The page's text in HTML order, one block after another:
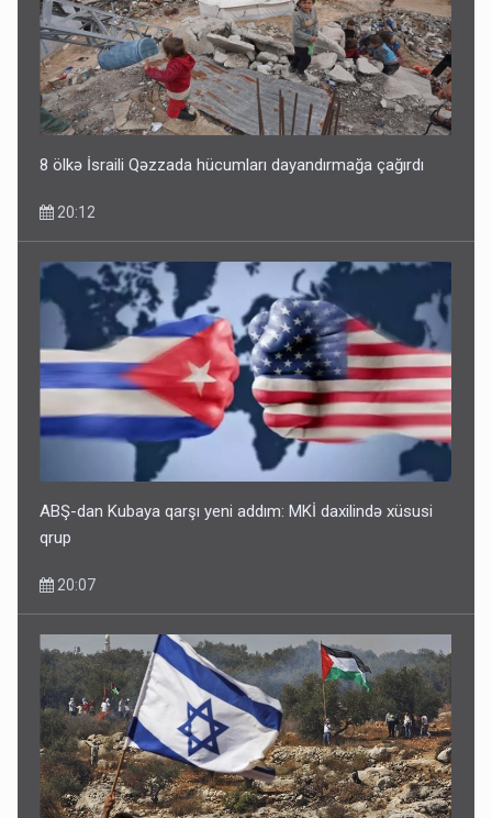
ŞOK! David Seliverstov ölkədən qaçdı
14:14
Bu ölkələrə şəxsiyyət vəsiqəsi ilə gedə biləcəksiniz -
SİYAHI
Ərdoğana sui-qəsd planının iştirakçısı detalları açıqladı
5 Avqust 16:56
8 ölkə İsraili Qəzzada hücumları dayandırmağa çağırdı
20:12
ABŞ-dan Kubaya qarşı yeni addım: MKİ daxilində xüsusi
qrup
20:07